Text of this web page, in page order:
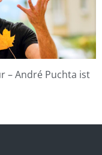
– André Puchta ist